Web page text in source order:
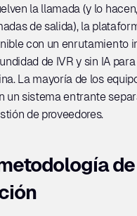
la llamada (y lo
de salida), la
con un enrutamiento
de IVR y sin IA
La mayoría de los
un sistema entrante
de proveedores.
de